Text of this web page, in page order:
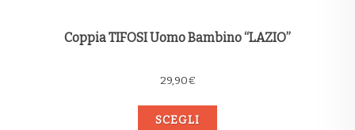
Coppia TIFOSI Uomo Bambino “LAZIO”
29,90€
SCEGLI